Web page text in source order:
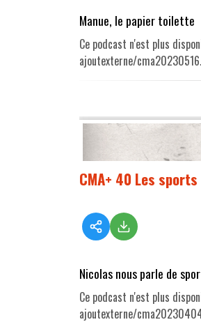
Manue, le papier toilette
Ce podcast n'est plus
ajoutexterne/
CMA+ 40 Les
Nicolas nous parle de
Ce podcast n'est plus
ajoutexterne/